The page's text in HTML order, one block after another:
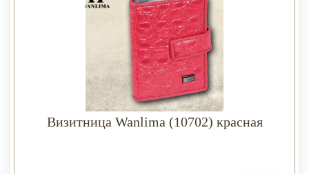
Визитница Wanlima (10702) красная